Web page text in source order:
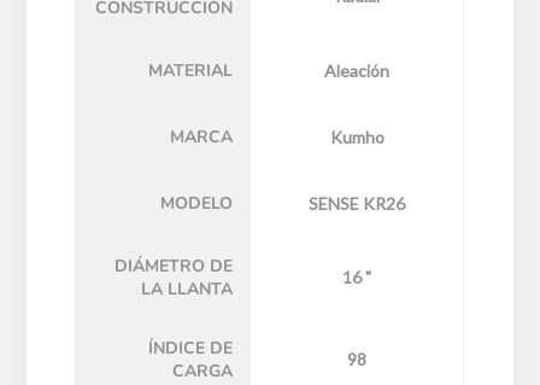
CONSTRUCCIÓN
MATERIAL Aleación
MARCA Kumho
MODELO SENSE KR26
DIÁMETRO DE
LA LLANTA
16 "
ÍNDICE DE
CARGA
98